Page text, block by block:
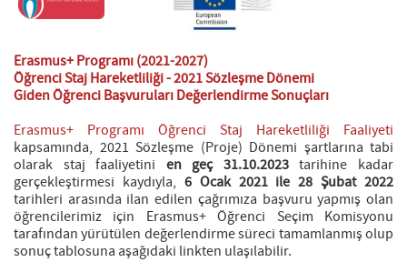
Erasmus+ Programı (2021-2027)
Öğrenci Staj Hareketliliği - 2021 Sözleşme Dönemi
Giden Öğrenci Başvuruları Değerlendirme Sonuçları
Erasmus+ Programı Öğrenci Staj Hareketliliği Faaliyeti
kapsamında, 2021 Sözleşme (Proje) Dönemi şartlarına tabi
olarak staj faaliyetini en geç 31.10.2023tarihine kadar
gerçekleştirmesi kaydıyla, 6 Ocak 2021 ile 28Şubat 2022
tarihleri arasında ilan edilen çağrımıza başvuru yapmış olan
öğrencilerimiz için Erasmus+ Öğrenci Seçim Komisyonu
tarafından yürütülen değerlendirme süreci tamamlanmış olup
sonuç tablosuna aşağıdaki linkten ulaşılabilir.